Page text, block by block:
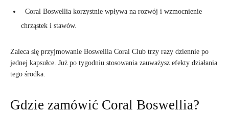
Coral Boswellia korzystnie wpływa na rozwój i wzmocnienie
chrząstek i stawów.
Zaleca się przyjmowanie Boswellia Coral Club trzy razy dziennie po
jednej kapsułce. Już po tygodniu stosowania zauważysz efekty działania
tego środka.
Gdzie zamówić Coral Boswellia?